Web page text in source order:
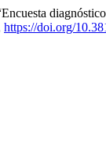
https://doi.org/